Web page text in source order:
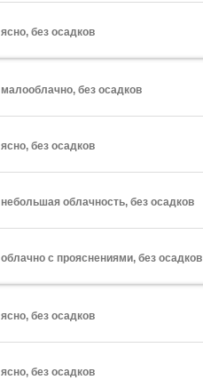
ясно, без осадков
малооблачно, без осадков
ясно, без осадков
небольшая облачность, без осадков
облачно с прояснениями, без осадков
ясно, без осадков
ясно, без осадков